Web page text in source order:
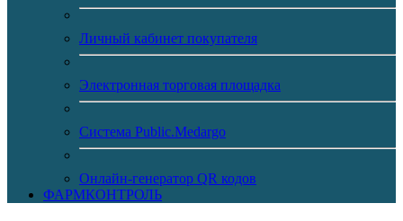
Личный кабинет покупателя
Электронная торговая площадка
Система Public.Medargo
Онлайн-генератор QR кодов
ФАРМКОНТРОЛЬ